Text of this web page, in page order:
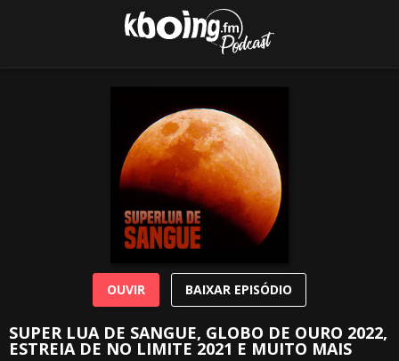
SUPER LUA DE SANGUE, GLOBO DE OURO 2022,
ESTREIA DE NO LIMITE 2021 E MUITO MAIS
OUVIR BAIXAR EPISÓDIO